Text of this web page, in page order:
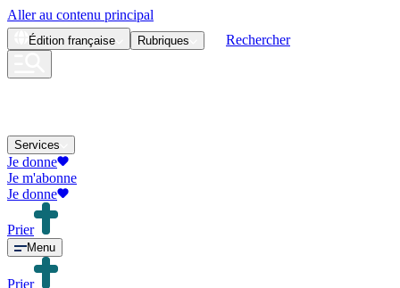
Aller au contenu principal
Édition française Rubriques Rechercher
Services
Je donne
Je m'abonne
Je donne
Prier
Menu
Prier